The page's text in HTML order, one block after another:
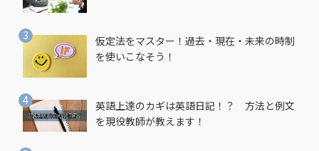
仮定法をマスター！過去・現在・未来の時制
を使いこなそう！
英語上達のカギは英語日記！？ 方法と例文
を現役教師が教えます！